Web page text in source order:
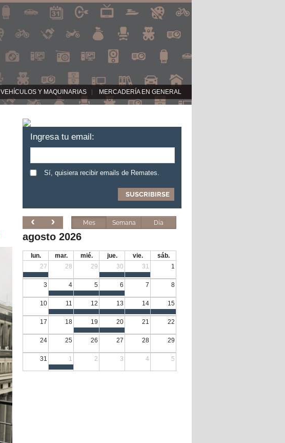
VEHÍCULOS Y MAQUINARIAS MERCADERÍA EN GENERAL
Ingresa tu email:
Sí, quisiera recibir emails de Remates.
Mes Semana Día
agosto 2026
lun. mar. mié. jue. vie.
sáb.
27
28 29 30 31 1
3 4 5 6 7 8
10 11 12 13 14 15
17 18 19 20 21 22
24 25 26 27 28 29
31 1 2 3 4 5